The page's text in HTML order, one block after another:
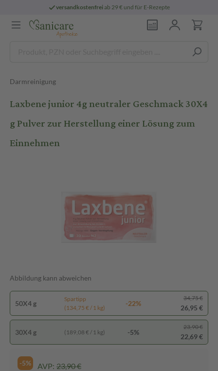
versandkostenfreiab 29 € und für E-Rezepte
Darmreinigung
Laxbene junior 4g neutraler Geschmack 30X4
g Pulver zur Herstellung einer Lösung zum
Einnehmen
Abbildung kann abweichen
50X4 g
Spartipp
(134,75 € / 1 kg)
-22%
34,75 €
26,95 €
30X4 g (189,08 € / 1 kg) -5%
23,90 €
22,69 €
-5% AVP: 23,90 €